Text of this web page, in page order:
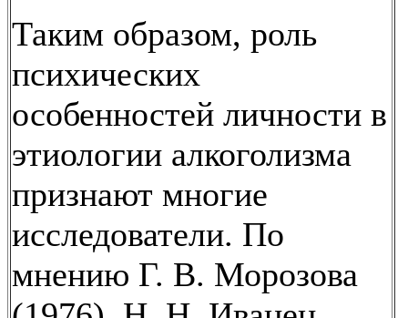
Таким образом, роль
психических
особенностей личности в
этиологии алкоголизма
признают многие
исследователи. По
мнению Г. В. Морозова